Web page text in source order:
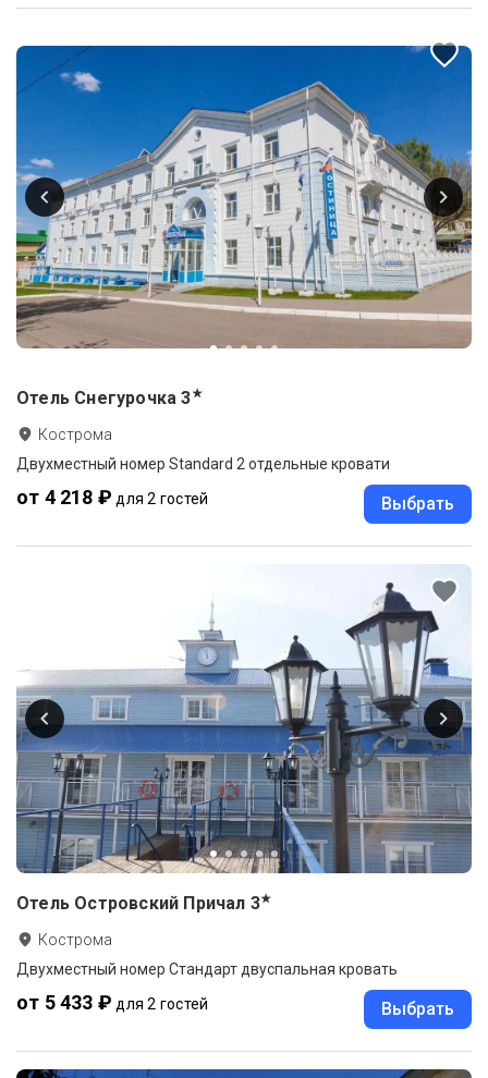
Отель Снегурочка 3★
Кострома
Двухместный номер Standard 2 отдельные кровати
от 4 218 ₽ для 2 гостей Выбрать
Отель Островский Причал 3★
Кострома
Двухместный номер Стандарт двуспальная кровать
от 5 433 ₽ для 2 гостей Выбрать